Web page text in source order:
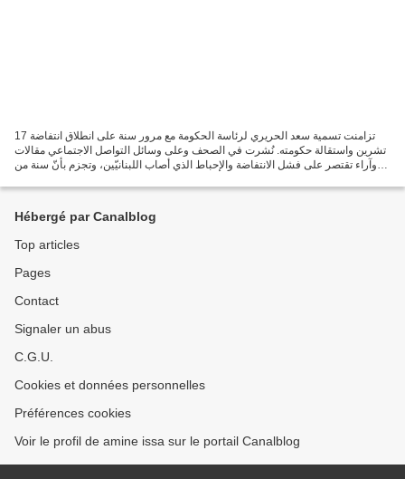
تزامنت تسمية سعد الحريري لرئاسة الحكومة مع مرور سنة على انطلاق انتفاضة 17
تشرين واستقالة حكومته. نُشرت في الصحف وعلى وسائل التواصل الاجتماعي مقالات
وآراء تقتصر على فشل الانتفاضة والإحباط الذي أصاب اللبنانيّين، وتجزم بأنّ سنة من
Hébergé par Canalblog
Top articles
Pages
Contact
Signaler un abus
C.G.U.
Cookies et données personnelles
Préférences cookies
Voir le profil de amine issa sur le portail Canalblog